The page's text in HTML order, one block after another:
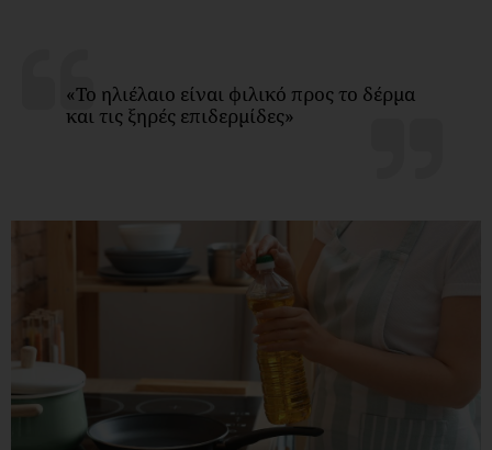
«Το ηλιέλαιο είναι φιλικό προς το δέρμα
και τις ξηρές επιδερμίδες»